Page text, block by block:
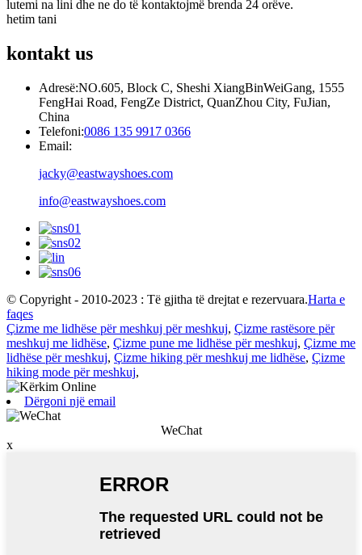
lutemi na lini dhe ne do të kontaktojmë brenda 24 orëve.
hetim tani
kontakt us
Adresë:NO.605, Block C, Sheshi XiangBinWeiGang, 1555
FengHai Road, FengZe District, QuanZhou City, FuJian,
China
Telefoni:0086 135 9917 0366
Email:
jacky@eastwayshoes.com
info@eastwayshoes.com
© Copyright - 2010-2023 : Të gjitha të drejtat e rezervuara.Harta e
faqes
Çizme me lidhëse për meshkuj për meshkuj, Çizme rastësore për
meshkuj me lidhëse, Çizme pune me lidhëse për meshkuj, Çizme me
lidhëse për meshkuj, Çizme hiking për meshkuj me lidhëse, Çizme
hiking mode për meshkuj,
Dërgoni një email
WeChat
x